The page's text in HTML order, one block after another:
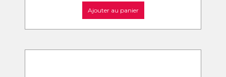
Ajouter au panier